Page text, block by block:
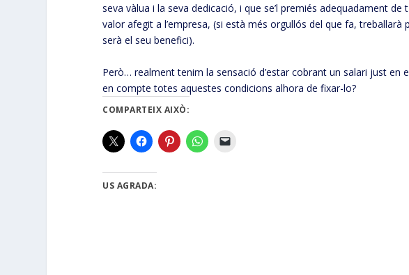
seva vàlua i la seva dedicació, i que se’l premiés adequadament
valor afegit a l’empresa, (si està més orgullós del que fa, treballarà
serà el seu benefici).
Però… realment tenim la sensació d’estar cobrant un salari just en
en compte totes aquestes condicions alhora de fixar-lo?
COMPARTEIX AIXÒ:
US AGRADA: